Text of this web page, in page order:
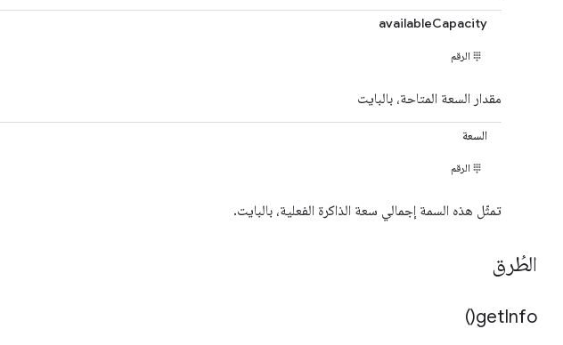
availableCapacity
الرقم
مقدار السعة المتاحة، بالبايت
السعة
الرقم
تمثّل هذه السمة إجمالي سعة الذاكرة الفعلية، بالبايت.
الطُرق
getInfo(
)